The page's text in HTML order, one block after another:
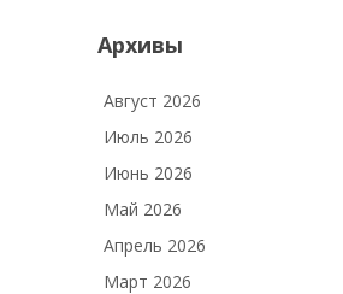
Архивы
Август 2026
Июль 2026
Июнь 2026
Май 2026
Апрель 2026
Март 2026